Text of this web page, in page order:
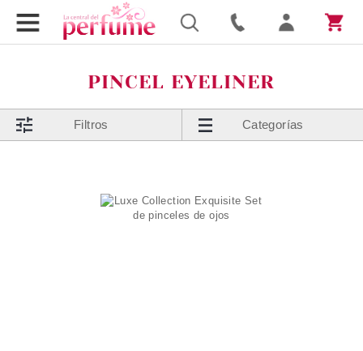
PINCEL EYELINER
Filtros Categorías